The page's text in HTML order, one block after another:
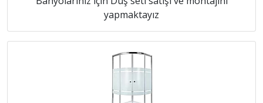
yapmaktayız